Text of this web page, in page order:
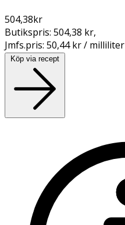
504,38kr
Butikspris: 504,38 kr,
Jmfs.pris: 50,44 kr / milliliter
Köp via recept